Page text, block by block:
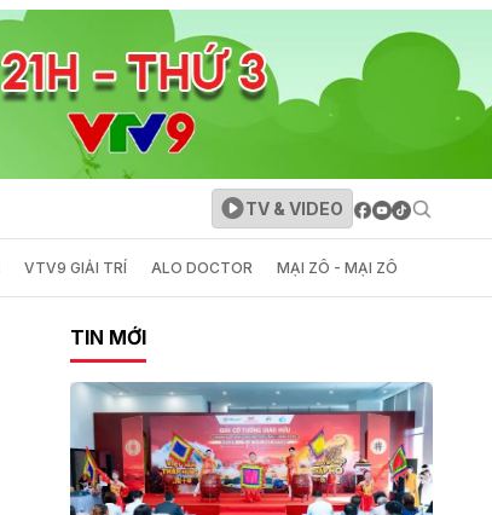
TV & VIDEO
VTV9 GIẢI TRÍ ALO DOCTOR MẠI ZÔ - MẠI ZÔ
TIN MỚI